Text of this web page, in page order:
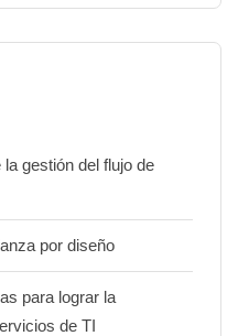
gestión del flujo de
por diseño
para lograr la
de TI